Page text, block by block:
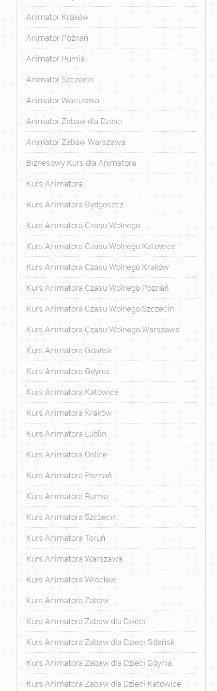
Animator Kraków
Animator Poznań
Animator Rumia
Animator Szczecin
Animator Warszawa
Animator Zabaw dla Dzieci
Animator Zabaw Warszawa
Biznesowy Kurs dla Animatora
Kurs Animatora
Kurs Animatora Bydgoszcz
Kurs Animatora Czasu Wolnego
Kurs Animatora Czasu Wolnego Katowice
Kurs Animatora Czasu Wolnego Kraków
Kurs Animatora Czasu Wolnego Poznań
Kurs Animatora Czasu Wolnego Szczecin
Kurs Animatora Czasu Wolnego Warszawa
Kurs Animatora Gdańsk
Kurs Animatora Gdynia
Kurs Animatora Katowice
Kurs Animatora Kraków
Kurs Animatora Lublin
Kurs Animatora Online
Kurs Animatora Poznań
Kurs Animatora Rumia
Kurs Animatora Szczecin
Kurs Animatora Toruń
Kurs Animatora Warszawa
Kurs Animatora Wrocław
Kurs Animatora Zabaw
Kurs Animatora Zabaw dla Dzieci
Kurs Animatora Zabaw dla Dzieci Gdańsk
Kurs Animatora Zabaw dla Dzieci Gdynia
Kurs Animatora Zabaw dla Dzieci Katowice